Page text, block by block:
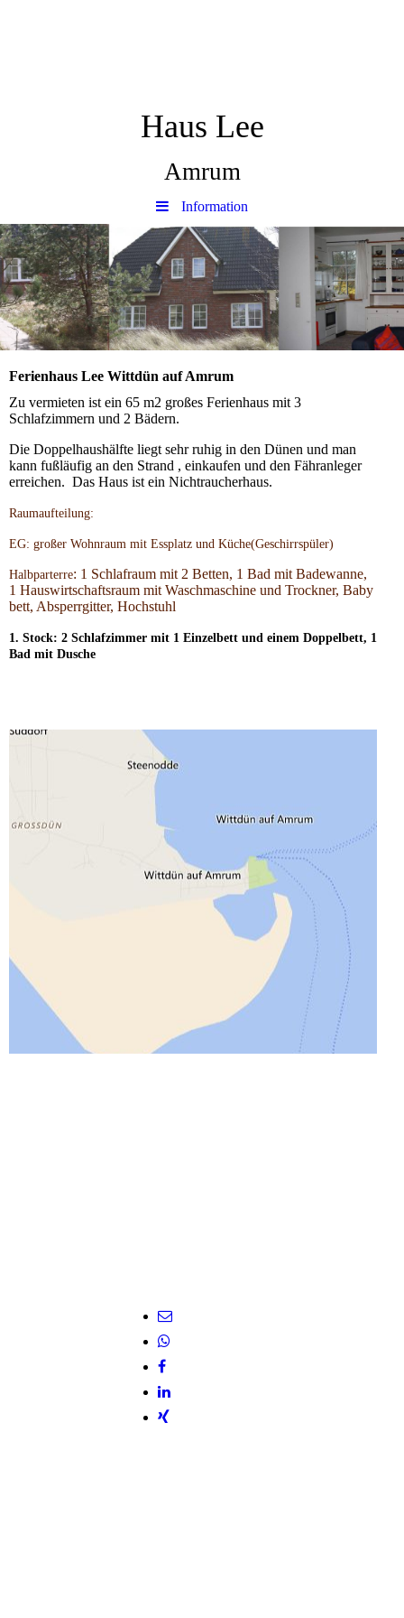
Haus Lee
Amrum
Information
Ferienhaus Lee Wittdün auf Amrum
Zu vermieten ist ein 65 m2 großes Ferienhaus mit 3
Schlafzimmern und 2 Bädern.
Die Doppelhaushälfte liegt sehr ruhig in den Dünen und man
kann fußläufig an den Strand , einkaufen und den Fähranleger
erreichen. Das Haus ist ein Nichtraucherhaus.
Raumaufteilung:
EG: großer Wohnraum mit Essplatz und Küche(Geschirrspüler)
Halbparterre: 1 Schlafraum mit 2 Betten, 1 Bad mit Badewanne,
1 Hauswirtschaftsraum mit Waschmaschine und Trockner, Baby
bett, Absperrgitter, Hochstuhl
1. Stock: 2 Schlafzimmer mit 1 Einzelbett und einem Doppelbett, 1
Bad mit Dusche